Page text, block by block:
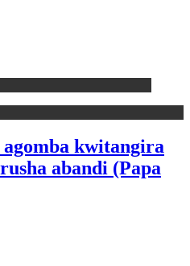
kwitangira
abandi (Papa